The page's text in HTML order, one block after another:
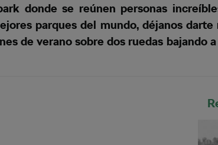
donde se reúnen personas
parques del mundo, déjanos
de verano sobre dos ruedas bajando